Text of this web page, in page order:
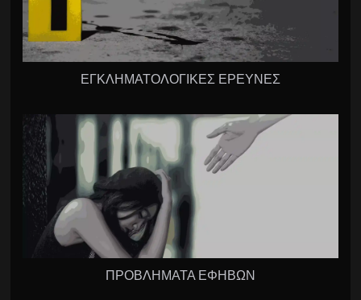
ΕΓΚΛΗΜΑΤΟΛΟΓΙΚΕΣ ΕΡΕΥΝΕΣ
ΠΡΟΒΛΗΜΑΤΑ ΕΦΗΒΩΝ